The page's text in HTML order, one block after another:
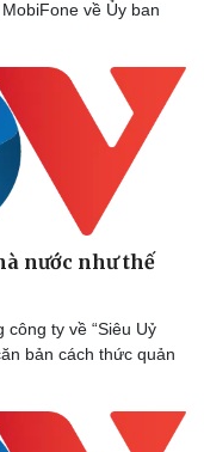
về Ủy ban
nước như thế
công ty về “Siêu Uỷ
bản cách thức quản